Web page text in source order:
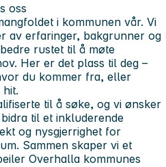
oss
i kommunen vår. Vi
av erfaringer, bakgrunner og
rustet til å møte
Her er det plass til deg –
du kommer fra, eller
til å søke, og vi ønsker
til et inkluderende
og nysgjerrighet for
Sammen skaper vi et
Overhalla kommunes